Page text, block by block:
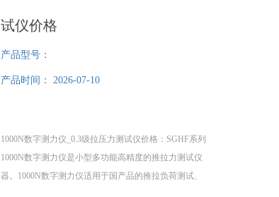
试仪价格
产品型号：
产品时间： 2026-07-10
1000N数字测力仪_0.3级拉压力测试仪价格：SGHF系列
1000N数字测力仪​是小型多功能高精度的推拉力测试仪
器。1000N数字测力仪适用于国产品的推拉负荷测试、